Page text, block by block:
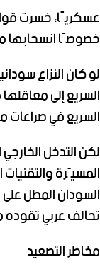
عسكريًا، خسرت
خصوصًا انسحابها
لو كان النزاع
السريع إلى
السريع في صراعات
لكن التدخل
المسيّرة
السودان المطل
تحالف عربي تقوده
مخاطر التصعيد